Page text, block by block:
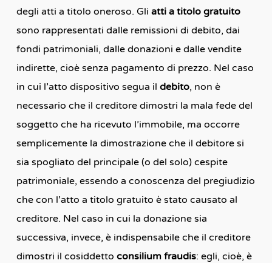
degli atti a titolo oneroso. Gli atti a titolo gratuito
sono rappresentati dalle remissioni di debito, dai
fondi patrimoniali, dalle donazioni e dalle vendite
indirette, cioè senza pagamento di prezzo. Nel caso
in cui l’atto dispositivo segua il debito, non è
necessario che il creditore dimostri la mala fede del
soggetto che ha ricevuto l’immobile, ma occorre
semplicemente la dimostrazione che il debitore si
sia spogliato del principale (o del solo) cespite
patrimoniale, essendo a conoscenza del pregiudizio
che con l’atto a titolo gratuito è stato causato al
creditore. Nel caso in cui la donazione sia
successiva, invece, è indispensabile che il creditore
dimostri il cosiddetto consilium fraudis: egli, cioè, è